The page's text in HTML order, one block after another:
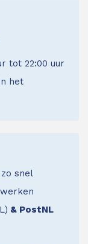
tot 22:00 uur
het
snel
& PostNL